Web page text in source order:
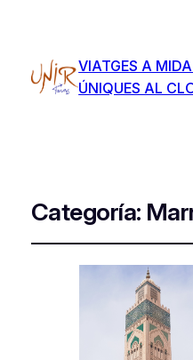
VIATGES A MIDA
ÚNIQUES AL
Categoría: